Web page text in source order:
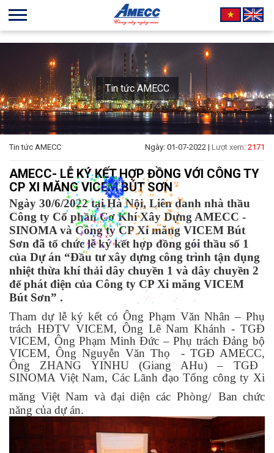
Tin tức AMECC
Tin tức AMECC Ngày: 01-07-2022 | Lượt xem: 2171
AMECC- LỄ KÝ KẾT HỢP ĐỒNG VỚI CÔNG TY
CP XI MĂNG VICEM BÚT SƠN
Ngày 30/6/2022 tại Hà Nội, Liên danh nhà thầu
Công ty Cổ phần Cơ Khí Xây Dựng AMECC -
SINOMA và Công ty CP Xi măng VICEM Bút
Sơn đã tổ chức lễ ký kết hợp đồng gói thầu số 1
của Dự án “Đầu tư xây dựng công trình tận dụng
nhiệt thừa khí thải dây chuyền 1 và dây chuyền 2
để phát điện của Công ty CP Xi măng VICEM
Bút Sơn” .
Tham dự lễ ký kết có Ông Phạm Văn Nhân – Phụ
trách HĐTV VICEM, Ông Lê Nam Khánh - TGĐ
VICEM, Ông Phạm Minh Đức – Phụ trách Đảng bộ
VICEM, Ông Nguyễn Văn Thọ - TGĐ AMECC,
Ông ZHANG YINHU (Giang AHu) – TGĐ
SINOMA Việt Nam, CácLãnh đạo Tổng công ty Xi
măng Việt Nam và đại diện các Phòng/ Ban chức
năng của dự án.
*